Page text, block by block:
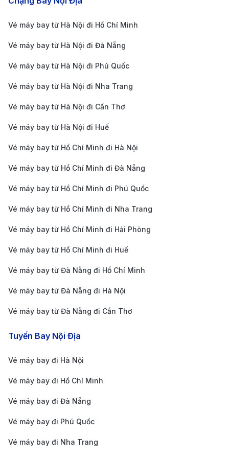
khung giờ này nếu bạn muốn tiết kiệm chi phí.
5. Kiểm tra hành lý và dịch vụ kèm theo:
hãng hàng không có chính sách hành lý và dịch vụ
Nên Đặt Vé Máy Bay Đi Thẩm
Dương Ở Đâu?
Nếu bạn đang phân vân chưa biết nên đặt vé máy
bay ở đâu thì 190Booking chính là một sự lựa chọn
hoàn hảo.
toàn thế giới, 190Booking cam kết cung cấp nhiều
chuyến bay đa dạng tới mọi địa điểm trong và ngoài
nước.
Bên cạnh đó, 190Booking còn thường xuyên có các
cơ hội “săn” được những tấm vé với giá cực kì ưu đãi.
Đội ngũ tư vấn viên chuyên nghiệp, tận tình của
190Booking luôn sẵn lòng giải đáp mọi thắc mắc, cũng
Kinh Nghiệm Du Lịch, Ăn Uống Và
Vui Chơi Ở Thẩm Dương
Thẩm Dương là một thành phố du lịch thú vị với nhiều
điểm tham quan văn hóa và lịch sử nổi tiếng. Dưới đây
là một số gợi ý cho chuyến du lịch của bạn:
Imperial Palace):
Cố Cung Thẩm Dương là một trong
Vé máy bay từ Hà Nội đi Hồ Chí Minh
Vé máy bay từ Hà Nội đi Đà Nẵng
Vé máy bay từ Hà Nội đi Phú Quốc
Vé máy bay từ Hà Nội đi Nha Trang
Vé máy bay từ Hà Nội đi Cần Thơ
Vé máy bay từ Hà Nội đi Huế
Vé máy bay từ Hồ Chí Minh đi Hà Nội
Vé máy bay từ Hồ Chí Minh đi Đà Nẵng
Vé máy bay từ Hồ Chí Minh đi Phú Quốc
Vé máy bay từ Hồ Chí Minh đi Nha Trang
Vé máy bay từ Hồ Chí Minh đi Hải Phòng
Vé máy bay từ Hồ Chí Minh đi Huế
Vé máy bay từ Đà Nẵng đi Hồ Chí Minh
Vé máy bay từ Đà Nẵng đi Hà Nội
Vé máy bay từ Đà Nẵng đi Cần Thơ
Tuyến Bay Nội Địa
Vé máy bay đi Hà Nội
Vé máy bay đi Hồ Chí Minh
Vé máy bay đi Đà Nẵng
Vé máy bay đi Phú Quốc
Vé máy bay đi Nha Trang